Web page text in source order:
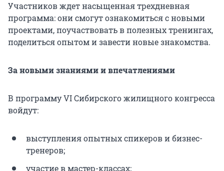
Участников ждет насыщенная трехдневная
программа: они смогут ознакомиться с новыми
проектами, поучаствовать в полезных тренингах,
поделиться опытом и завести новые знакомства.
За новыми знаниями и впечатлениями
В программу VI Сибирского жилищного конгресса
войдут:
выступления опытных спикеров и бизнес-
тренеров;
участие в мастер-классах;